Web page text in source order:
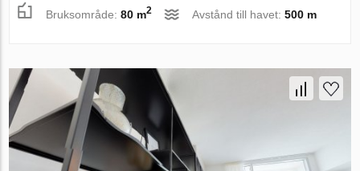
Bruksområde:80 m2 Avstånd till havet:500 m